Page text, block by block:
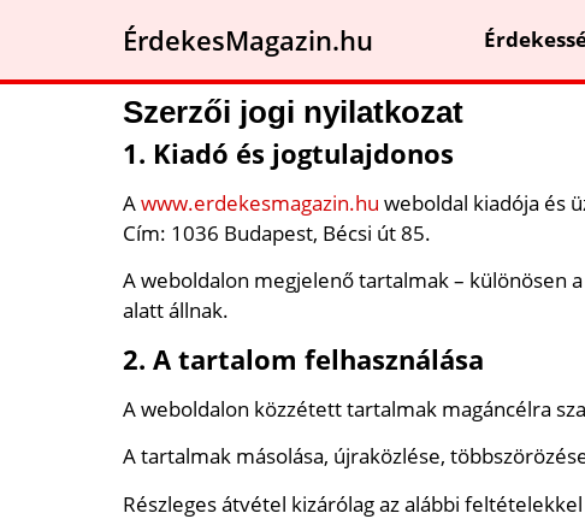
ÉrdekesMagazin.hu
Szerzői jogi nyilatkozat
1. Kiadó és jogtulajdonos
Awww.erdekesmagazin.hu weboldal kiadója és
Cím: 1036 Budapest, Bécsi út 85.
A weboldalon megjelenő tartalmak – különösen
alatt állnak.
2. A tartalom felhasználása
A weboldalon közzétett tartalmak magáncélra
A tartalmak másolása, újraközlése,
Részleges átvétel kizárólag az alábbi